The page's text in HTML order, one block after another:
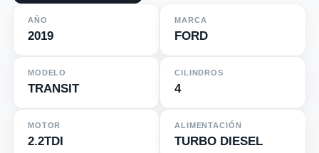
AÑO
2019
MARCA
FORD
MODELO
TRANSIT
CILINDROS
4
MOTOR
2.2TDI
ALIMENTACIÓN
TURBO DIESEL